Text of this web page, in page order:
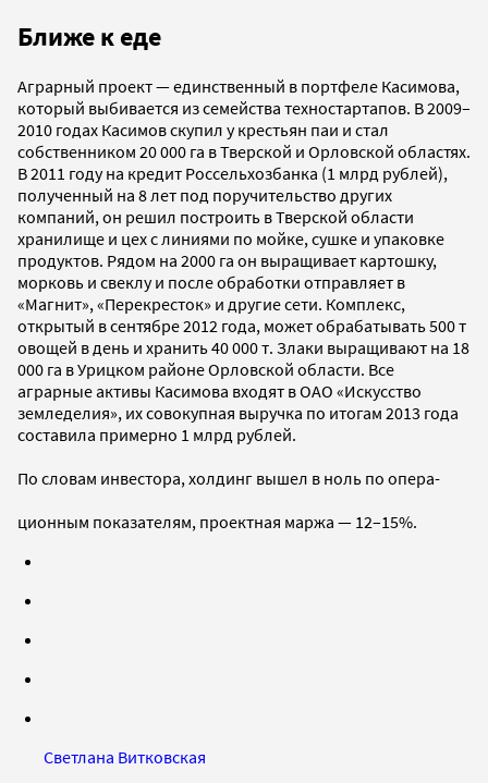
Ближе к еде
Аграрный проект — единственный в портфеле Касимова,
который выбивается из семейства техностартапов. В 2009–
2010 годах Касимов скупил у крестьян паи и стал
собственником 20 000 га в Тверской и Орловской областях.
В 2011 году на кредит Россельхозбанка (1 млрд рублей),
полученный на 8 лет под поручительство других
компаний, он решил построить в Тверской области
хранилище и цех с линиями по мойке, сушке и упаковке
продуктов. Рядом на 2000 га он выращивает картошку,
морковь и свеклу и после обработки отправляет в
«Магнит», «Перекресток» и другие сети. Комплекс,
открытый в сентябре 2012 года, может обрабатывать 500 т
овощей в день и хранить 40 000 т. Злаки выращивают на 18
000 га в Урицком районе Орловской области. Все
аграрные активы Касимова входят в ОАО «Искусство
земледелия», их совокупная выручка по итогам 2013 года
составила примерно 1 млрд рублей.
По словам инвестора, холдинг вышел в ноль по опера-
ционным показателям, проектная маржа — 12–15%.
Светлана Витковская